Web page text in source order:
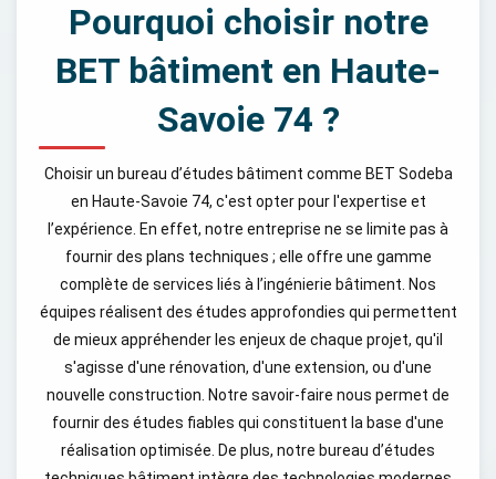
Pourquoi choisir notre
BET bâtiment en Haute-
Savoie 74 ?
Choisir un bureau d’études bâtiment comme BET Sodeba
en Haute-Savoie 74, c'est opter pour l'expertise et
l’expérience. En effet, notre entreprise ne se limite pas à
fournir des plans techniques ; elle offre une gamme
complète de services liés à l’ingénierie bâtiment. Nos
équipes réalisent des études approfondies qui permettent
de mieux appréhender les enjeux de chaque projet, qu'il
s'agisse d'une rénovation, d'une extension, ou d'une
nouvelle construction. Notre savoir-faire nous permet de
fournir des études fiables qui constituent la base d'une
réalisation optimisée. De plus, notre bureau d’études